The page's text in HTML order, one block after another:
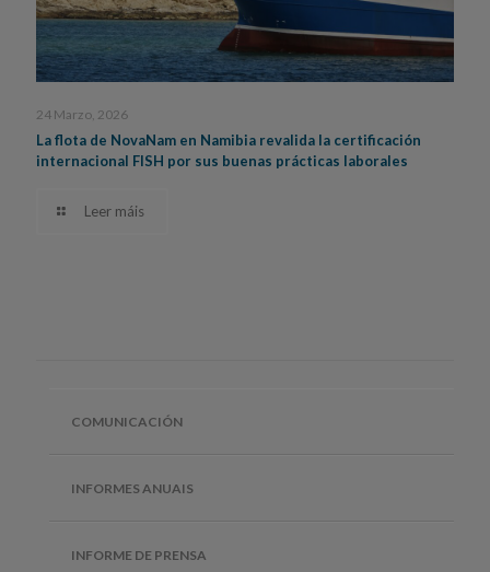
24 Marzo, 2026
La flota de NovaNam en Namibia revalida la certificación
internacional FISH por sus buenas prácticas laborales
Leer máis
COMUNICACIÓN
INFORMES ANUAIS
INFORME DE PRENSA